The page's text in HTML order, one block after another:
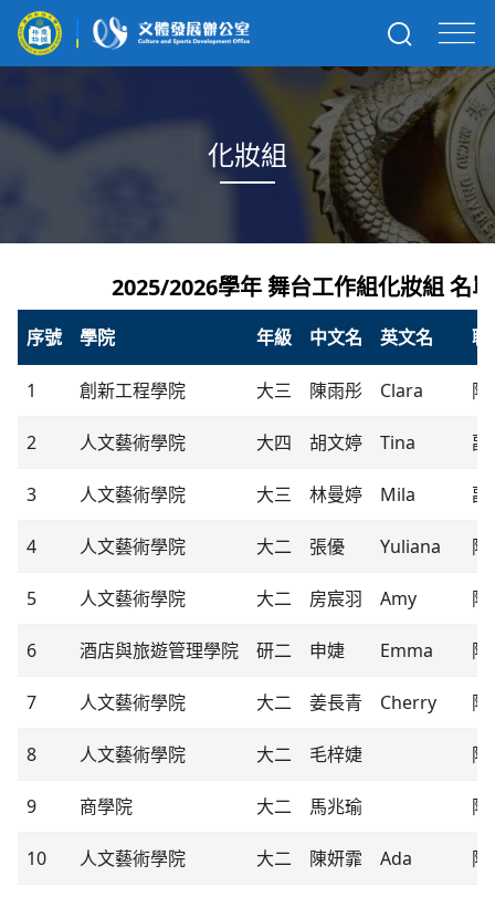
化妝組
2025/2026學年 舞台工作組化妝組 名單
序號 學院 年級 中文名 英文名 職
1 創新工程學院 大三 陳雨彤 Clara 隊
2 人文藝術學院 大四 胡文婷 Tina 副
3 人文藝術學院 大三 林曼婷 Mila 副
4 人文藝術學院 大二 張優 Yuliana 隊
5 人文藝術學院 大二 房宸羽 Amy 隊
6 酒店與旅遊管理學院 研二 申婕 Emma 隊
7 人文藝術學院 大二 姜長青 Cherry 隊
8 人文藝術學院 大二 毛梓婕 隊
9 商學院 大二 馬兆瑜 隊
10 人文藝術學院 大二 陳妍霏 Ada 隊